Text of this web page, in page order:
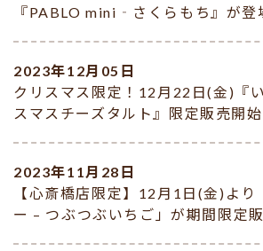
『PABLO mini‐さくらもち』が登
2023年12月05日
クリスマス限定！12月22日(金)『
スマスチーズタルト』限定販売開始
2023年11月28日
【心斎橋店限定】12月1日(金)より
ー – つぶつぶいちご」が期間限定販